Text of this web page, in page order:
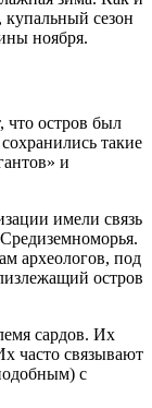
купальный сезон
ноября.
что остров был
такие
и
имели связь
археологов, под
остров
сардов. Их
часто связывают
с